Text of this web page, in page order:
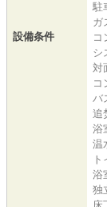
設備条件
駐
ガ
コ
シ
対
コ
バ
追
浴
温
浴
独